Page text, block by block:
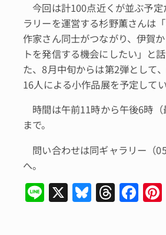
今回は計100点近くが並ぶ予定
ラリーを運営する杉野薫さんは
作家さん同士がつながり、伊賀
トを発信する機会にしたい」と
た、8月中旬からは第2弾として
16人による小作品展を予定してい
時間は午前11時から午後6時（
まで。
問い合わせは同ギャラリー（
へ。
Li X Bl T F